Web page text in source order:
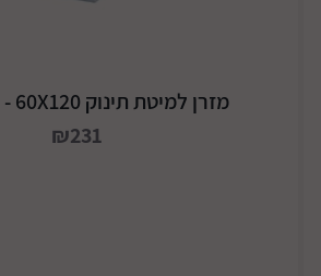
מזרן למיטת תינוק 60X120 - אורטופדי
₪231